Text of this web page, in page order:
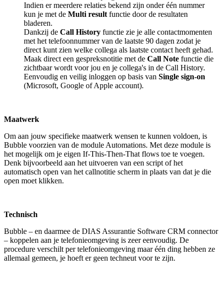
Indien er meerdere relaties bekend zijn onder één nummer
kun je met de Multi result functie door de resultaten
bladeren.
Dankzij de Call History functie zie je alle contactmomenten
met het telefoonnummer van de laatste 90 dagen zodat je
direct kunt zien welke collega als laatste contact heeft gehad.
Maak direct een gespreksnotitie met de Call Note functie die
zichtbaar wordt voor jou en je collega's in de Call History.
Eenvoudig en veilig inloggen op basis van Single sign-on
(Microsoft, Google of Apple account).
Maatwerk
Om aan jouw specifieke maatwerk wensen te kunnen voldoen, is
Bubble voorzien van de module Automations. Met deze module is
het mogelijk om je eigen If-This-Then-That flows toe te voegen.
Denk bijvoorbeeld aan het uitvoeren van een script of het
automatisch open van het callnotitie scherm in plaats van dat je die
open moet klikken.
Technisch
Bubble – en daarmee de DIAS Assurantie Software CRM connector
– koppelen aan je telefonieomgeving is zeer eenvoudig. De
procedure verschilt per telefonieomgeving maar één ding hebben ze
allemaal gemeen, je hoeft er geen techneut voor te zijn.